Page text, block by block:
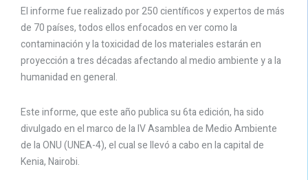
El informe fue realizado por 250 científicos y expertos de más
de 70 países, todos ellos enfocados en ver como la
contaminación y la toxicidad de los materiales estarán en
proyección a tres décadas afectando al medio ambiente y a la
humanidad en general.
Este informe, que este año publica su 6ta edición, ha sido
divulgado en el marco de la IV Asamblea de Medio Ambiente
de la ONU (UNEA-4), el cual se llevó a cabo en la capital de
Kenia, Nairobi.